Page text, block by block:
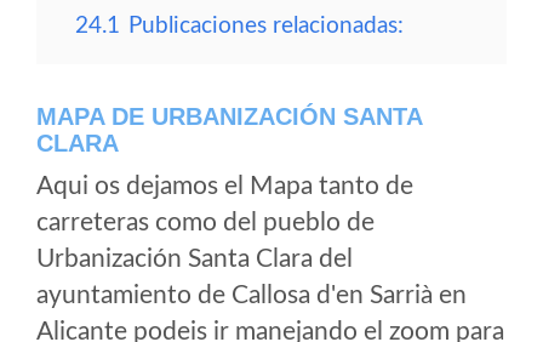
24.1 Publicaciones relacionadas:
MAPA DE URBANIZACIÓN SANTA
CLARA
Aqui os dejamos el Mapa tanto de
carreteras como del pueblo de
Urbanización Santa Clara del
ayuntamiento de Callosa d'en Sarrià en
Alicante podeis ir manejando el zoom para